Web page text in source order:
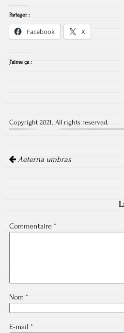
Partager :
Facebook X
J’aime ça :
Copyright 2021. All rights reserved.
deAeterna umbras
Commentaire *
Nom *
E-mail *